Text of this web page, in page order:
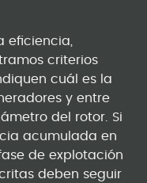
eficiencia,
criterios
cuál es la
y entre
del rotor. Si
acumulada en
de explotación
deben seguir